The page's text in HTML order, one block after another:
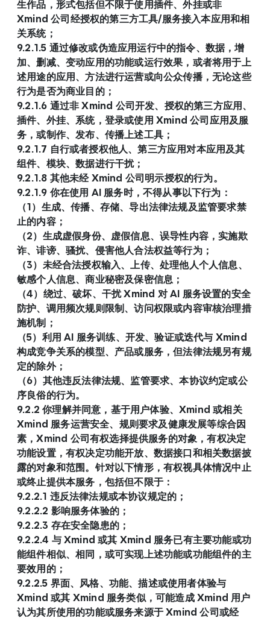
生作品，形式包括但不限于使用插件、外挂或非
Xmind 公司经授权的第三方工具/服务接入本应用和相
关系统；
9.2.1.5 通过修改或伪造应用运行中的指令、数据，增
加、删减、变动应用的功能或运行效果，或者将用于上
述用途的应用、方法进行运营或向公众传播，无论这些
行为是否为商业目的；
9.2.1.6 通过非 Xmind 公司开发、授权的第三方应用、
插件、外挂、系统，登录或使用 Xmind 公司应用及服
务，或制作、发布、传播上述工具；
9.2.1.7 自行或者授权他人、第三方应用对本应用及其
组件、模块、数据进行干扰；
9.2.1.8 其他未经 Xmind 公司明示授权的行为。
9.2.1.9 你在使用 AI 服务时，不得从事以下行为：
（1）生成、传播、存储、导出法律法规及监管要求禁
止的内容；
（2）生成虚假身份、虚假信息、误导性内容，实施欺
诈、诽谤、骚扰、侵害他人合法权益等行为；
（3）未经合法授权输入、上传、处理他人个人信息、
敏感个人信息、商业秘密及保密信息；
（4）绕过、破坏、干扰 Xmind 对 AI 服务设置的安全
防护、调用频次规则限制、访问权限或内容审核治理措
施机制；
（5）利用 AI 服务训练、开发、验证或迭代与 Xmind
构成竞争关系的模型、产品或服务，但法律法规另有规
定的除外；
（6）其他违反法律法规、监管要求、本协议约定或公
序良俗的行为。
9.2.2 你理解并同意，基于用户体验、Xmind 或相关
Xmind 服务运营安全、规则要求及健康发展等综合因
素，Xmind 公司有权选择提供服务的对象，有权决定
功能设置，有权决定功能开放、数据接口和相关数据披
露的对象和范围。针对以下情形，有权视具体情况中止
或终止提供本服务，包括但不限于：
9.2.2.1 违反法律法规或本协议规定的；
9.2.2.2 影响服务体验的；
9.2.2.3 存在安全隐患的；
9.2.2.4 与 Xmind 或其 Xmind 服务已有主要功能或功
能组件相似、相同，或可实现上述功能或功能组件的主
要效用的；
9.2.2.5 界面、风格、功能、描述或使用者体验与
Xmind 或其 Xmind 服务类似，可能造成 Xmind 用户
认为其所使用的功能或服务来源于 Xmind 公司或经